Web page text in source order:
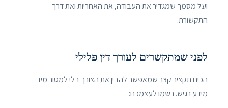
ועל מסמך שמגדיר את העבודה, את האחריות ואת דרך
התקשורת.
לפני שמתקשרים לעורך דין פלילי
הכינו תקציר קצר שמאפשר להבין את הצורך בלי למסור מיד
מידע רגיש. רשמו לעצמכם: